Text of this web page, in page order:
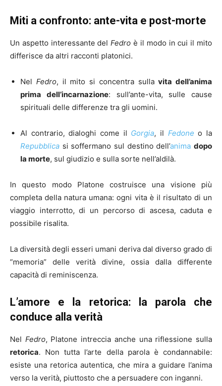
Miti a confronto: ante-vita e post-morte
Un aspetto interessante delFedro è il modo in cui il mito
differisce da altri racconti platonici.
Nel Fedro, il mito si concentra sullavita dell’anima
prima dell’incarnazione: sull’ante-vita, sulle cause
spirituali delle differenze tra gli uomini.
Al contrario, dialoghi come il Gorgia, il Fedone o la
Repubblica si soffermano sul destino dell’anima dopo
la morte, sul giudizio e sulla sorte nell’aldilà.
In questo modo Platone costruisce una visione più
completa della natura umana: ogni vita è il risultato di un
viaggio interrotto, di un percorso di ascesa, caduta e
possibile risalita.
La diversità degli esseri umani deriva dal diverso grado di
“memoria” delle verità divine, ossia dalla differente
capacità di reminiscenza.
L’amore e la retorica: la parola che
conduce alla verità
Nel Fedro, Platone intreccia anche una riflessione sulla
retorica. Non tutta l’arte della parola è condannabile:
esiste una retorica autentica, che mira a guidare l’anima
verso la verità, piuttosto che a persuadere con inganni.